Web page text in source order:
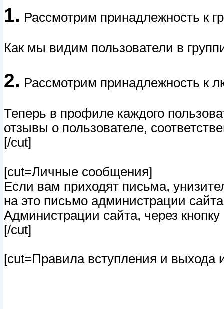
1. Рассмотрим принадлежность к
Как мы видим пользователи в
2. Рассмотрим принадлежность к
Теперь в профиле каждого
отзывы о пользователе,
[/cut]
[cut=Личные сообщения]
Если вам приходят письма,
на это письмо администрации
Администрации сайта, через кнопку
[/cut]
[cut=Правила вступления и выхода